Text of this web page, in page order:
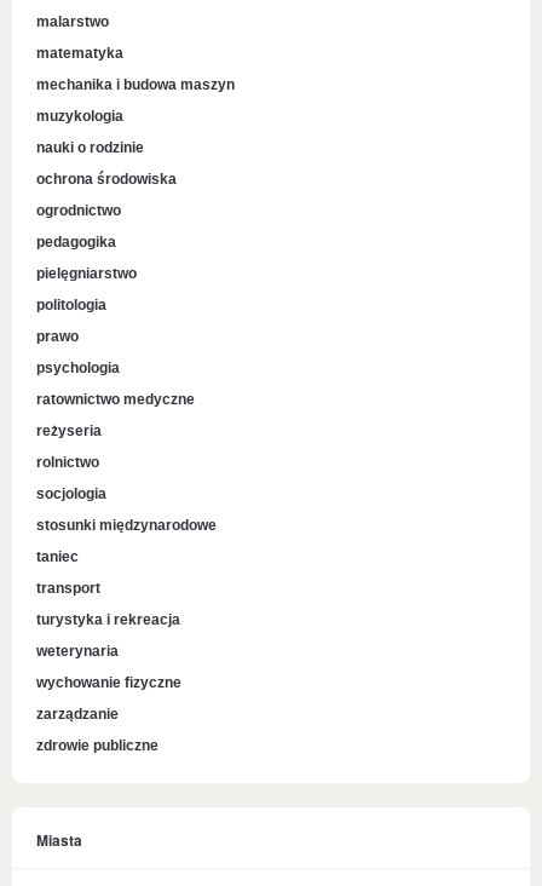
malarstwo
matematyka
mechanika i budowa maszyn
muzykologia
nauki o rodzinie
ochrona środowiska
ogrodnictwo
pedagogika
pielęgniarstwo
politologia
prawo
psychologia
ratownictwo medyczne
reżyseria
rolnictwo
socjologia
stosunki międzynarodowe
taniec
transport
turystyka i rekreacja
weterynaria
wychowanie fizyczne
zarządzanie
zdrowie publiczne
Miasta